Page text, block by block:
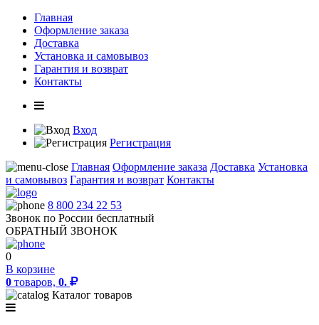
Главная
Оформление заказа
Доставка
Установка и самовывоз
Гарантия и возврат
Контакты
Вход
Регистрация
Главная Оформление заказа Доставка Установка
и самовывоз Гарантия и возврат Контакты
8 800 234 22 53
Звонок по России бесплатный
ОБРАТНЫЙ ЗВОНОК
0
В корзине
0 товаров, 0.
Каталог товаров